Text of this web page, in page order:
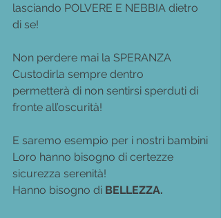
lasciando POLVERE E NEBBIA dietro
di se!
Non perdere mai la SPERANZA
Custodirla sempre dentro
permetterà di non sentirsi sperduti di
fronte all’oscurità!
E saremo esempio per i nostri bambini
Loro hanno bisogno di certezze
sicurezza serenità!
Hanno bisogno di BELLEZZA.